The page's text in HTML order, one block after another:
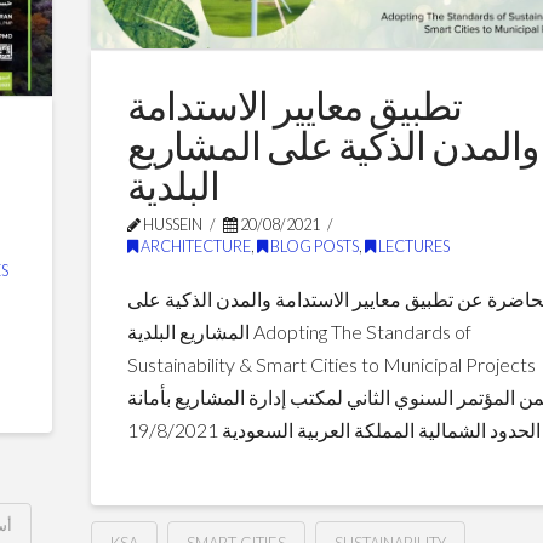
تطبيق معايير الاستدامة
والمدن الذكية على المشاريع
البلدية
HUSSEIN
20/08/2021
ARCHITECTURE
BLOG POSTS LECTURES
عن تطبيق معايير الاستدامة والمدن الذكية على
المشاريع البلدية Adopting The Standards of
Sustainability & Smart Cities to Municipal Projects
المؤتمر السنوي الثاني لمكتب إدارة المشاريع بأمانة
الحدود الشمالية المملكة العربية السعودية 19/8/2021